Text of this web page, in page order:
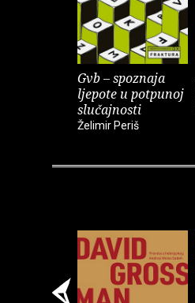
Gvb – spoznaja
ljepote u potpunoj
slučajnosti
Želimir Periš